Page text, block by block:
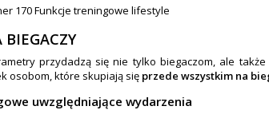
BIEGACZY
przydadzą się nie tylko biegaczom, ale
osobom, które skupiają się przede wszystkim na
uwzględniające wydarzenia